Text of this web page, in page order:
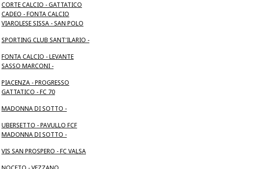
CORTE CALCIO - GATTATICO
CADEO - FONTA CALCIO
VIAROLESE SISSA - SAN POLO
SPORTING CLUB SANT'ILARIO -
FONTA CALCIO - LEVANTE
SASSO MARCONI -
PIACENZA - PROGRESSO
GATTATICO - FC 70
MADONNA DI SOTTO -
UBERSETTO - PAVULLO FCF
MADONNA DI SOTTO -
VIS SAN PROSPERO - FC VALSA